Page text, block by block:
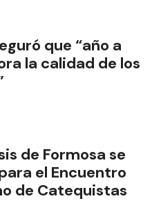
que “año a
la calidad de los
de Formosa se
el Encuentro
de Catequistas